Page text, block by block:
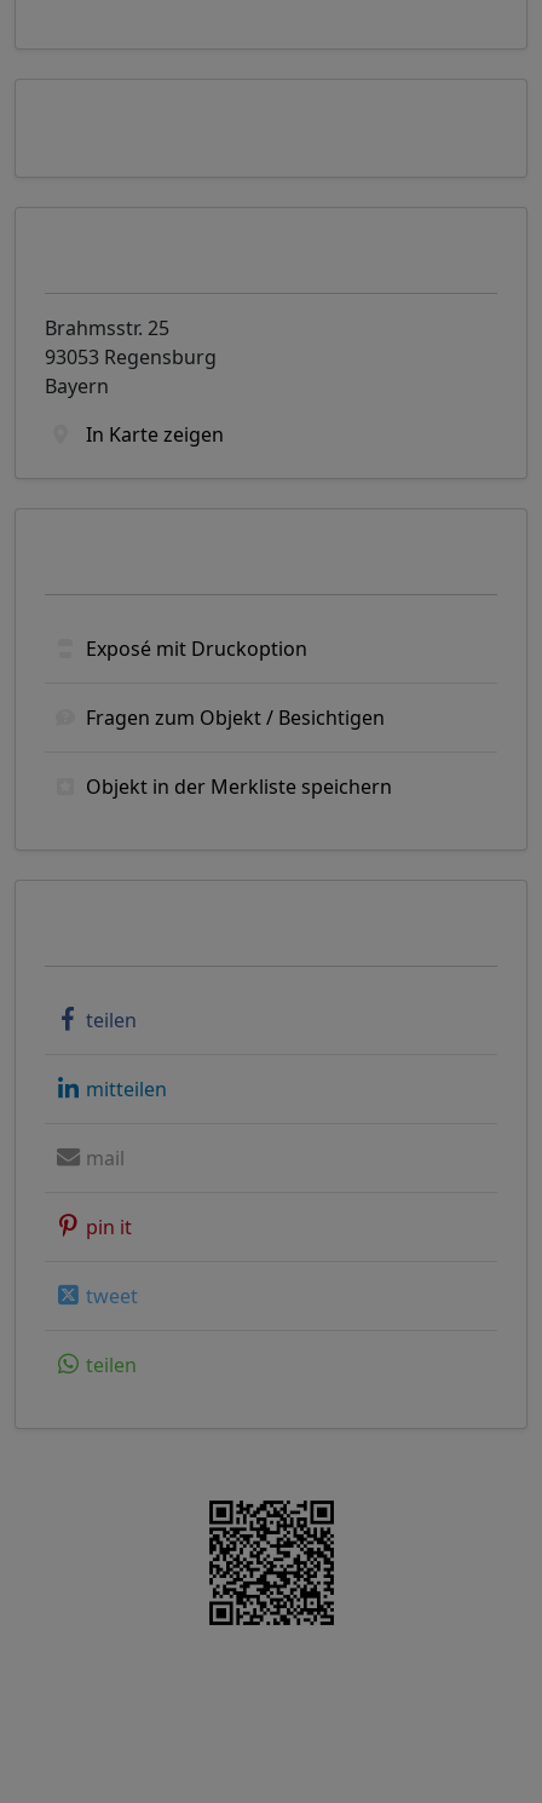
Brahmsstr. 25
93053 Regensburg
Bayern
In Karte zeigen
Exposé mit Druckoption
Fragen zum Objekt / Besichtigen
Objekt in der Merkliste speichern
teilen
mitteilen
mail
pin it
tweet
teilen